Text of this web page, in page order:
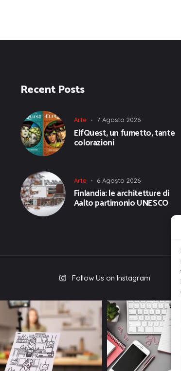
Recent Posts
Arte 7 Agosto 2026
ElfQuest, un fumetto, tante
colorazioni
Arte 6 Agosto 2026
Finlandia: le architetture di
Aalto partimonio UNESCO
Follow Us on Instagram